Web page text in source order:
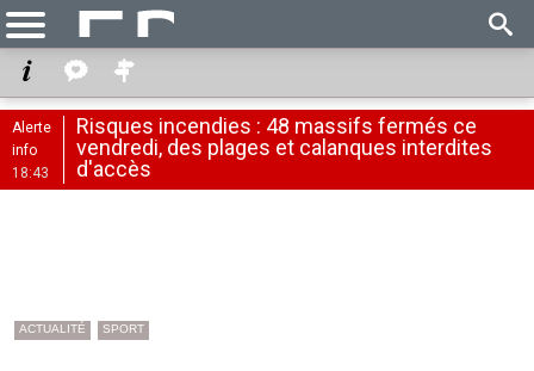
Alerte
info
18:43
Risques incendies : 48 massifs fermés ce
vendredi, des plages et calanques interdites
d'accès
ACTUALITÉ SPORT